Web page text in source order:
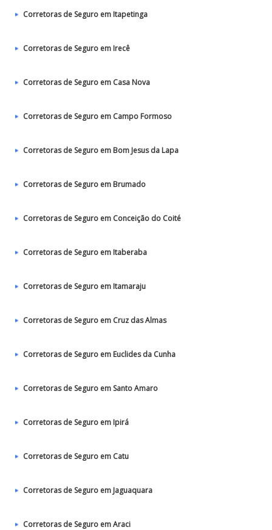
Corretoras de Seguro em Itapetinga
Corretoras de Seguro em Irecê
Corretoras de Seguro em Casa Nova
Corretoras de Seguro em Campo Formoso
Corretoras de Seguro em Bom Jesus da Lapa
Corretoras de Seguro em Brumado
Corretoras de Seguro em Conceição do Coité
Corretoras de Seguro em Itaberaba
Corretoras de Seguro em Itamaraju
Corretoras de Seguro em Cruz das Almas
Corretoras de Seguro em Euclides da Cunha
Corretoras de Seguro em Santo Amaro
Corretoras de Seguro em Ipirá
Corretoras de Seguro em Catu
Corretoras de Seguro em Jaguaquara
Corretoras de Seguro em Araci